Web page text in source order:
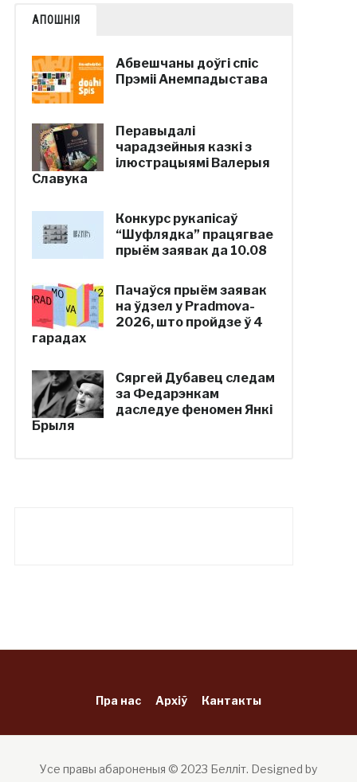
АПОШНІЯ
Абвешчаны доўгі спіс
Прэміі Анемпадыстава
Перавыдалі
чарадзейныя казкі з
ілюстрацыямі Валерыя
Славука
Конкурс рукапісаў
“Шуфлядка” працягвае
прыём заявак да 10.08
Пачаўся прыём заявак
на ўдзел у Pradmova-
2026, што пройдзе ў 4
гарадах
Сяргей Дубавец следам
за Федарэнкам
даследуе феномен Янкі
Брыля
Пра нас Архіў Кантакты
Усе правы абароненыя © 2023 Белліт. Designed by